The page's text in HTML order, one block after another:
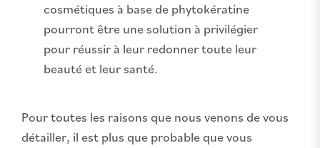
cosmétiques à base de phytokératine
pourront être une solution à privilégier
pour réussir à leur redonner toute leur
beauté et leur santé.
Pour toutes les raisons que nous venons de vous
détailler, il est plus que probable que vous